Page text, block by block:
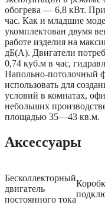
обогрева — 6,8 кВт.
час. Как и младшие
укомплектован двумя
работе изделия на
дБ(А). Двигатели
0,74 куб.м в час,
Напольно-потолочный
использовать для
условий в комнатах,
небольших
площадью 35—43 кв.м.
Аксессуары
Бесколлекторный
двигатель
постоянного тока